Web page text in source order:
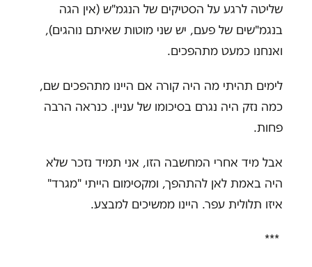
שליטה לרגע על הסטיקים של הנגמ"ש (אין הגה
בנגמ"שים של פעם, יש שני מוטות שאיתם נוהגים),
ואנחנו כמעט מתהפכים.
לימים תהיתי מה היה קורה אם היינו מתהפכים שם,
כמה נזק היה נגרם בסיכומו של עניין. כנראה הרבה
פחות.
אבל מיד אחרי המחשבה הזו, אני תמיד נזכר שלא
היה באמת לאן להתהפך, ומקסימום הייתי "מגרד"
איזו תלולית עפר. היינו ממשיכים למבצע.
***